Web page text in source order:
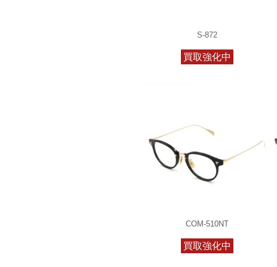
S-872
買取強化中
COM-510NT
買取強化中